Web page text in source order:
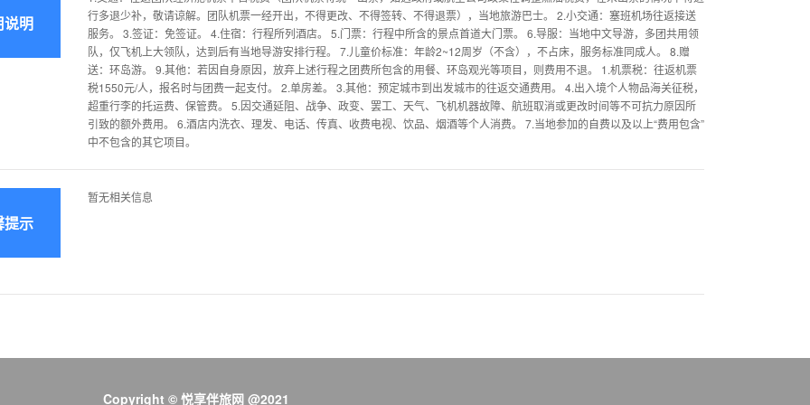
说明
行多退少补，敬请谅解。团队机票一经开出，不得更改、不得签转、不得退票），当地旅游巴士。 2.小交通：塞班机场往返接送
服务。 3.签证：免签证。 4.住宿：行程所列酒店。 5.门票：行程中所含的景点首道大门票。 6.导服：当地中文导游，多团共用领
队，仅飞机上大领队，达到后有当地导游安排行程。 7.儿童价标准：年龄2~12周岁（不含），不占床，服务标准同成人。 8.赠
送：环岛游。 9.其他：若因自身原因，放弃上述行程之团费所包含的用餐、环岛观光等项目，则费用不退。 1.机票税：往返机票
税1550元/人，报名时与团费一起支付。 2.单房差。 3.其他：预定城市到出发城市的往返交通费用。 4.出入境个人物品海关征税，
超重行李的托运费、保管费。 5.因交通延阻、战争、政变、罢工、天气、飞机机器故障、航班取消或更改时间等不可抗力原因所
引致的额外费用。 6.酒店内洗衣、理发、电话、传真、收费电视、饮品、烟酒等个人消费。 7.当地参加的自费以及以上“费用包含”
中不包含的其它项目。
提示
暂无相关信息
Copyright © 悦享伴旅网 @2021